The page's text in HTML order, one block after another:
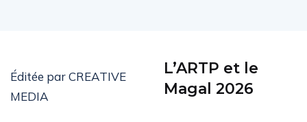
Éditée par CREATIVE
MEDIA
L’ARTP et le
Magal 2026